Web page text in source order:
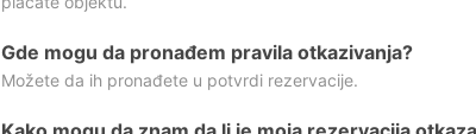
Gde mogu da pronađem pravila otkazivanja?
Možete da ih pronađete u potvrdi rezervacije.